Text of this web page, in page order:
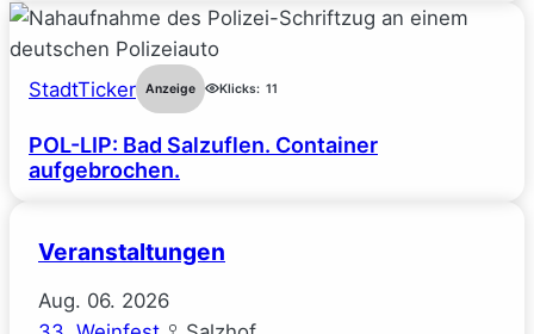
StadtTicker Anzeige Klicks: 11
POL-LIP: Bad Salzuflen. Container
aufgebrochen.
Veranstaltungen
Aug. 06. 2026